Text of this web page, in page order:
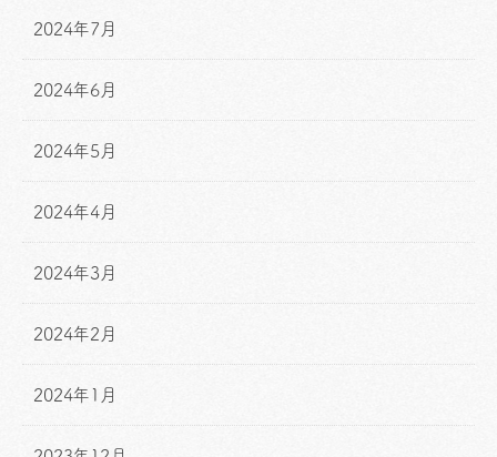
2024年7月
2024年6月
2024年5月
2024年4月
2024年3月
2024年2月
2024年1月